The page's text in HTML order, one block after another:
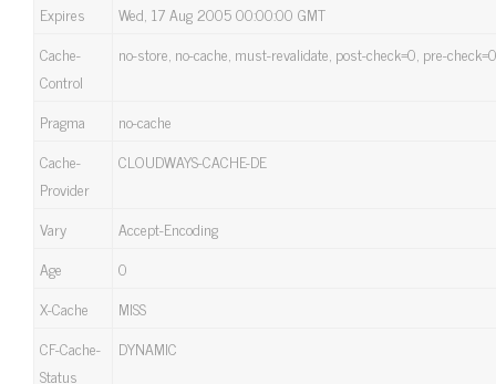
Expires
Wed, 17 Aug 2005 00:00:00 GMT
Cache-
Control
no-store, no-cache, must-revalidate, post-check=0, pre-check=0
Pragma
no-cache
Cache-
Provider
CLOUDWAYS-CACHE-DE
Vary
Accept-Encoding
Age
0
X-Cache
MISS
CF-Cache-
Status
DYNAMIC